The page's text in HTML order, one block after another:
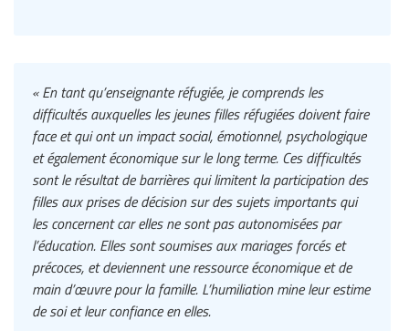
« En tant qu’enseignante réfugiée, je comprends les
difficultés auxquelles les jeunes filles réfugiées doivent faire
face et qui ont un impact social, émotionnel, psychologique
et également économique sur le long terme. Ces difficultés
sont le résultat de barrières qui limitent la participation des
filles aux prises de décision sur des sujets importants qui
les concernent car elles ne sont pas autonomisées par
l’éducation. Elles sont soumises aux mariages forcés et
précoces, et deviennent une ressource économique et de
main d’œuvre pour la famille. L’humiliation mine leur estime
de soi et leur confiance en elles.